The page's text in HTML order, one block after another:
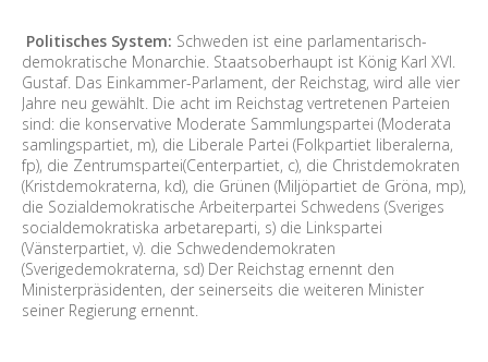
Politisches System: Schweden ist eine parlamentarisch-
demokratische Monarchie. Staatsoberhaupt ist König Karl XVI.
Gustaf. Das Einkammer-Parlament, der Reichstag, wird alle vier
Jahre neu gewählt. Die acht im Reichstag vertretenen Parteien
sind: die konservative Moderate Sammlungspartei (Moderata
samlingspartiet, m), die Liberale Partei (Folkpartiet liberalerna,
fp), die Zentrumspartei(Centerpartiet, c), die Christdemokraten
(Kristdemokraterna, kd), die Grünen (Miljöpartiet de Gröna, mp),
die Sozialdemokratische Arbeiterpartei Schwedens (Sveriges
socialdemokratiska arbetareparti, s) die Linkspartei
(Vänsterpartiet, v). die Schwedendemokraten
(Sverigedemokraterna, sd) Der Reichstag ernennt den
Ministerpräsidenten, der seinerseits die weiteren Minister
seiner Regierung ernennt.